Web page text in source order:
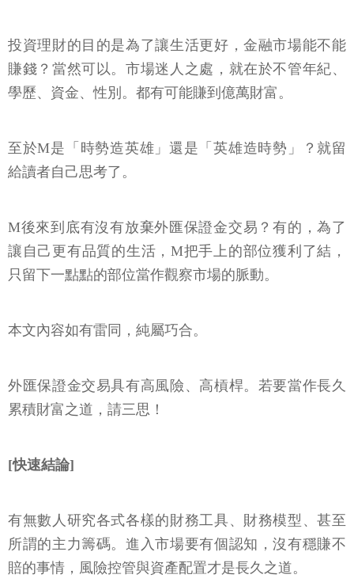
投資理財的目的是為了讓生活更好，金融市場能不能
賺錢？當然可以。市場迷人之處，就在於不管年紀、
學歷、資金、性別。都有可能賺到億萬財富。
至於M是「時勢造英雄」還是「英雄造時勢」？就留
給讀者自己思考了。
M後來到底有沒有放棄外匯保證金交易？有的，為了
讓自己更有品質的生活，M把手上的部位獲利了結，
只留下一點點的部位當作觀察市場的脈動。
本文內容如有雷同，純屬巧合。
外匯保證金交易具有高風險、高槓桿。若要當作長久
累積財富之道，請三思！
[快速結論]
有無數人研究各式各樣的財務工具、財務模型、甚至
所謂的主力籌碼。進入市場要有個認知，沒有穩賺不
賠的事情，風險控管與資產配置才是長久之道。